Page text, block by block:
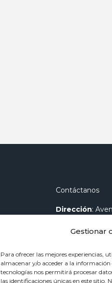
Gestionar
Para ofrecer las mejores experiencias,
almacenar y/o acceder a la
tecnologías nos permitirá procesar
las identificaciones únicas en este
Contáctanos
Dirección:
Fax:96 096 89
Contacto